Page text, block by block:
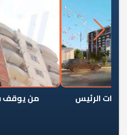
من يوقف سرطان الأبراج